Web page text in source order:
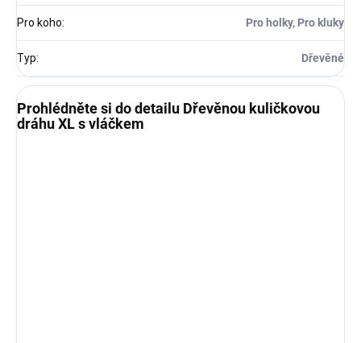
Pro koho: Pro holky, Pro kluky
Typ: Dřevěné
Prohlédněte si do detailu Dřevěnou kuličkovou
dráhu XL s vláčkem